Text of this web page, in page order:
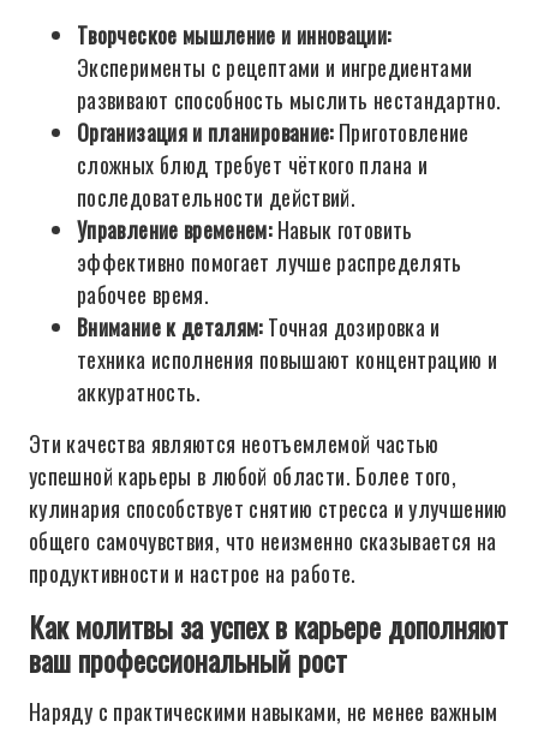
Творческое мышление и инновации:
Эксперименты с рецептами и ингредиентами
развивают способность мыслить нестандартно.
Организация и планирование:Приготовление
сложных блюд требует чёткого плана и
последовательности действий.
Управление временем:Навык готовить
эффективно помогает лучше распределять
рабочее время.
Внимание к деталям:Точная дозировка и
техника исполнения повышают концентрацию и
аккуратность.
Эти качества являются неотъемлемой частью
успешной карьеры в любой области. Более того,
кулинария способствует снятию стресса и улучшению
общего самочувствия, что неизменно сказывается на
продуктивности и настрое на работе.
Как молитвы за успех в карьере дополняют
ваш профессиональный рост
Наряду с практическими навыками, не менее важным